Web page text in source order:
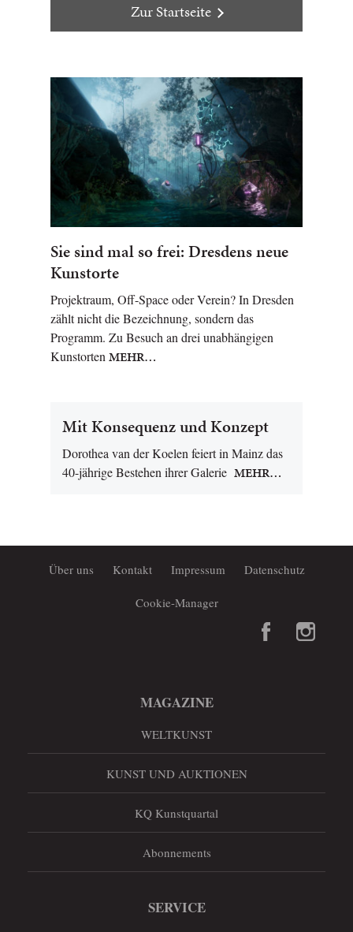
Zur Startseite
Sie sind mal so frei: Dresdens neue
Kunstorte
Projektraum, Off-Space oder Verein? In Dresden
zählt nicht die Bezeichnung, sondern das
Programm. Zu Besuch an drei unabhängigen
Kunstorten MEHR…
Mit Konsequenz und Konzept
Dorothea van der Koelen feiert in Mainz das
40-jährige Bestehen ihrer Galerie MEHR…
Über uns Kontakt Impressum Datenschutz
Cookie-Manager
MAGAZINE
WELTKUNST
KUNST UND AUKTIONEN
KQ Kunstquartal
Abonnements
SERVICE